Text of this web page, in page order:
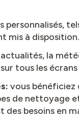
personnalisés,
mis à disposition.
la
tous les écrans
vous bénéficiez
de
besoins en